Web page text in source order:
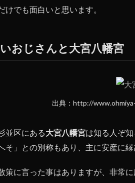
けでも面白いと思います。
おじさんと大宮八幡宮
出典：http://
並区にある大宮八幡宮は知る人ぞ知
そ」との別称もあり、主に安産に
策に言った事はありますが、非常